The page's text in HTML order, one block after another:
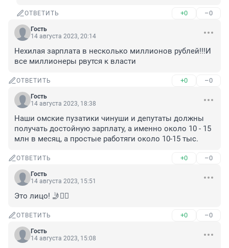
ОТВЕТИТЬ +0 –0
Гость
14 августа 2023, 20:14
Нехилая зарплата в несколько миллионов рублей!!!И
все миллионеры рвутся к власти
ОТВЕТИТЬ +0 –0
Гость
14 августа 2023, 18:38
Наши омские пузатики чинуши и депутаты должны
получать достойную зарплату, а именно около 10 - 15
млн в месяц, а простые работяги около 10-15 тыс.
ОТВЕТИТЬ +0 –0
Гость
14 августа 2023, 15:51
Это лицо! 🤳🤦‍♀️
ОТВЕТИТЬ +0 –0
Гость
14 августа 2023, 15:08